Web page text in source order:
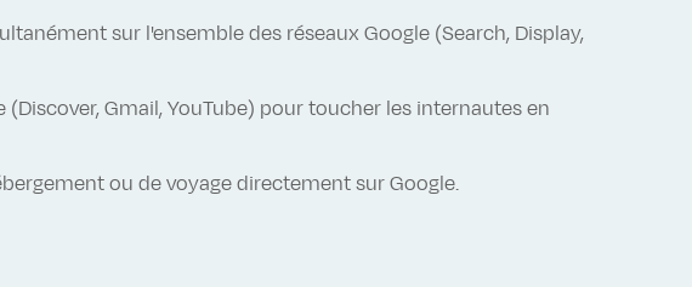
sur l'ensemble des réseaux Google (Search, Display,
Gmail, YouTube) pour toucher les internautes en
ou de voyage directement sur Google.